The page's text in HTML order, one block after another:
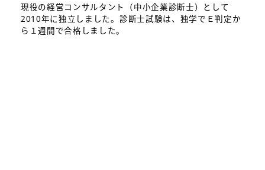
現役の経営コンサルタント（中小企業診断士）として
2010年に独立しました。診断士試験は、独学でＥ判定か
ら１週間で合格しました。